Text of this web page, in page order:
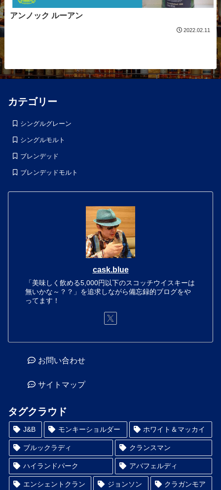
アンノック ルーアン
2022.02.11
カテゴリー
シングルグレーン
シングルモルト
ブレンデッド
ブレンデッドモルト
cask.blue
「美味しく飲める5,000円以下のスコッチウイスキーは
無いかな～？？」を追求しながら備忘録的ブログをや
ってます！
お問い合わせ
サイトマップ
タグクラウド
J&B モンキーショルダー ホワイト＆マッカイ
ブルックラディ クランスマン
ハイランドパーク アバフェルディ
エンシェントクラン ジョンソン クラガンモア